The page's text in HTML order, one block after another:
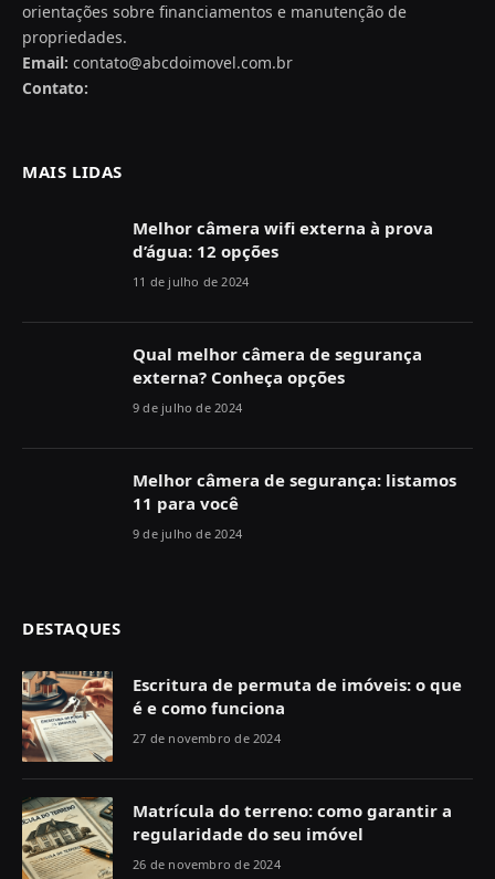
orientações sobre financiamentos e manutenção de
propriedades.
Email: contato@abcdoimovel.com.br
Contato:
MAIS LIDAS
Melhor câmera wifi externa à prova
d’água: 12 opções
11 de julho de 2024
Qual melhor câmera de segurança
externa? Conheça opções
9 de julho de 2024
Melhor câmera de segurança: listamos
11 para você
9 de julho de 2024
DESTAQUES
Escritura de permuta de imóveis: o que
é e como funciona
27 de novembro de 2024
Matrícula do terreno: como garantir a
regularidade do seu imóvel
26 de novembro de 2024